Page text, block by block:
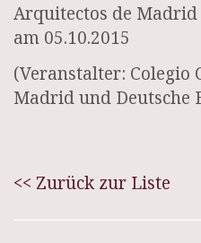
Arquitectos de
am 05.10.2015
(Veranstalter: Colegio
Madrid und Deutsche
<< Zurück zur Liste